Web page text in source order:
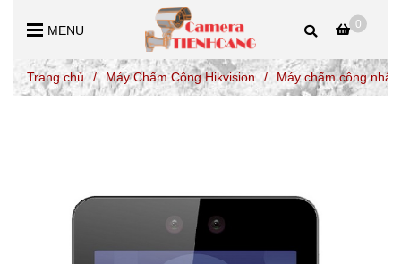
0
MENU
Trang chủ / Máy Chấm Công Hikvision / Máy chấm công